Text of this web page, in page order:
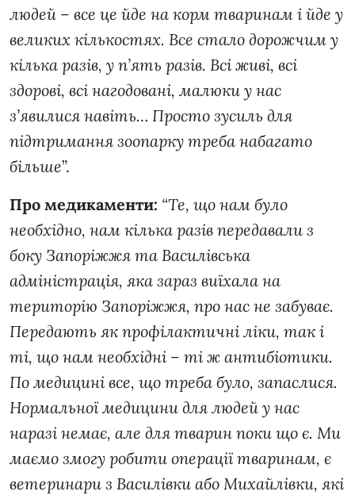
людей – все це йде на корм тваринам і йде у
великих кількостях. Все стало дорожчим у
кілька разів, у п’ять разів. Всі живі, всі
здорові, всі нагодовані, малюки у нас
з’явилися навіть… Просто зусиль для
підтримання зоопарку треба набагато
більше”.
Про медикаменти: “Те, що нам було
необхідно, нам кілька разів передавали з
боку Запоріжжя та Василівська
адміністрація, яка зараз виїхала на
територію Запоріжжя, про нас не забуває.
Передають як профілактичні ліки, так і
ті, що нам необхідні – ті ж антибіотики.
По медицині все, що треба було, запаслися.
Нормальної медицини для людей у нас
наразі немає, але для тварин поки що є. Ми
маємо змогу робити операції тваринам, є
ветеринари з Василівки або Михайлівки, які